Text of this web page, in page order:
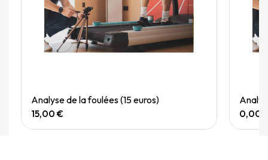
Quick View
Analyse de la foulées (15 euros)
15,00 €
0,00